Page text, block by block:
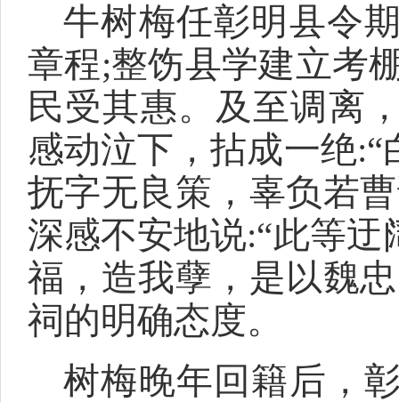
牛树梅任彰明县令
章程;整饬县学建立考
民受其惠。及至调离
感动泣下，拈成一绝
抚字无良策，辜负若
深感不安地说:“此等
福，造我孽，是以魏
祠的明确态度。
树梅晚年回籍后，